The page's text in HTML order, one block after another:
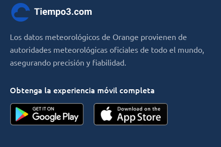
Los datos meteorológicos de Orange provienen de
autoridades meteorológicas oficiales de todo el mundo,
asegurando precisión y fiabilidad.
Obtenga la experiencia móvil completa